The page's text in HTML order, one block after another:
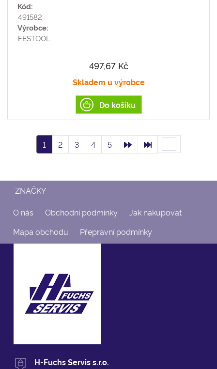
Kód:
491582
Výrobce:
FESTOOL
497,67 Kč
Skladem u výrobce
Do košíku
1 2 3 4 5
ZNAČKY
O nás Obchodní podmínky
Jak nakupovat
Mapa obchodu
Přepravní podmínky
H-Fuchs Servis s.r.o.